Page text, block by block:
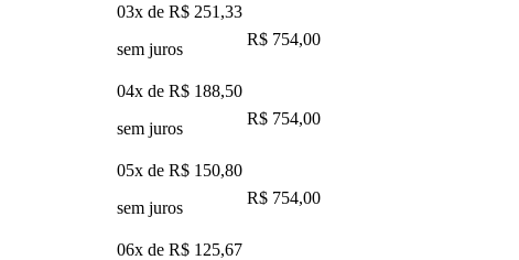
03x de R$ 251,33
sem juros
R$ 754,00
04x de R$ 188,50
sem juros
R$ 754,00
05x de R$ 150,80
sem juros
R$ 754,00
06x de R$ 125,67